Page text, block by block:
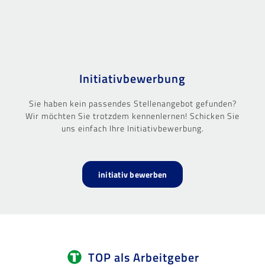
Initiativbewerbung
Sie haben kein passendes Stellenangebot gefunden?
Wir möchten Sie trotzdem kennenlernen! Schicken Sie
uns einfach Ihre Initiativbewerbung.
initiativ bewerben
TOP als Arbeitgeber